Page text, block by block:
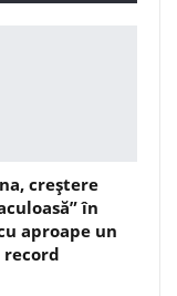
creștere
în
aproape un
record